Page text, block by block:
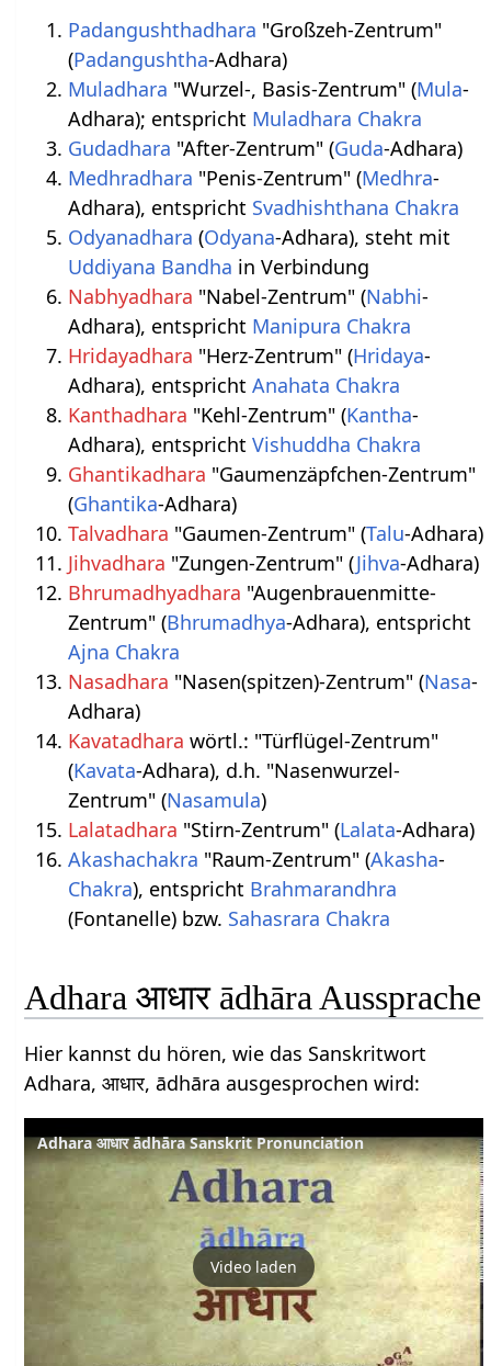
Padangushthadhara "Großzeh-Zentrum"
(Padangushtha-Adhara)
Muladhara "Wurzel-, Basis-Zentrum" (Mula-
Adhara); entspricht Muladhara Chakra
Gudadhara "After-Zentrum" (Guda-Adhara)
Medhradhara "Penis-Zentrum" (Medhra-
Adhara), entspricht Svadhishthana Chakra
Odyanadhara (Odyana-Adhara), steht mit
Uddiyana Bandha in Verbindung
Nabhyadhara "Nabel-Zentrum" (Nabhi-
Adhara), entspricht Manipura Chakra
Hridayadhara "Herz-Zentrum" (Hridaya-
Adhara), entsprichtAnahata Chakra
Kanthadhara "Kehl-Zentrum" (Kantha-
Adhara), entsprichtVishuddha Chakra
Ghantikadhara "Gaumenzäpfchen-Zentrum"
(Ghantika-Adhara)
Talvadhara "Gaumen-Zentrum" (Talu-Adhara)
Jihvadhara "Zungen-Zentrum" (Jihva-Adhara)
Bhrumadhyadhara "Augenbrauenmitte-
Zentrum" (Bhrumadhya-Adhara), entspricht
Ajna Chakra
Nasadhara "Nasen(spitzen)-Zentrum" (Nasa-
Adhara)
Kavatadhara wörtl.: "Türflügel-Zentrum"
(Kavata-Adhara), d.h. "Nasenwurzel-
Zentrum" (Nasamula)
Lalatadhara "Stirn-Zentrum" (Lalata-Adhara)
Akashachakra "Raum-Zentrum" (Akasha-
Chakra), entspricht Brahmarandhra
(Fontanelle) bzw. Sahasrara Chakra
Adhara आधार ādhāra Aussprache
Hier kannst du hören, wie das Sanskritwort
Adhara, आधार, ādhāra ausgesprochen wird:
Adhara आधार ādhāra Sanskrit Pronunciation
Video laden